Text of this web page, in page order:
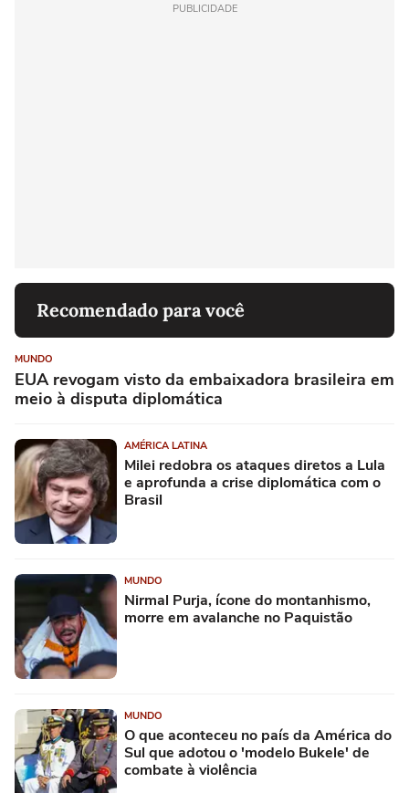
PUBLICIDADE
Recomendado para você
MUNDO
EUA revogam visto da embaixadora brasileira em
meio à disputa diplomática
AMÉRICA LATINA
Milei redobra os ataques diretos a Lula
e aprofunda a crise diplomática com o
Brasil
MUNDO
Nirmal Purja, ícone do montanhismo,
morre em avalanche no Paquistão
MUNDO
O que aconteceu no país da América do
Sul que adotou o 'modelo Bukele' de
combate à violência